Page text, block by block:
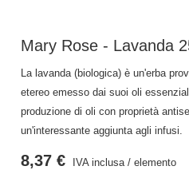
Mary Rose - Lavanda
La lavanda (biologica) è un'erba
etereo emesso dai suoi oli
produzione di oli con proprietà
un'interessante aggiunta agli infusi.
8,37 € IVA inclusa/elemento